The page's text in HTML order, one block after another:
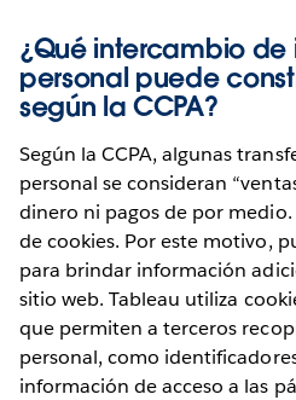
¿Qué intercambio de
personal puede
según la CCPA?
Según la CCPA, algunas
personal se consideran
dinero ni pagos de por
de cookies. Por este motivo,
para brindar información
sitio web. Tableau utiliza
que permiten a terceros
personal, como
información de acceso a las